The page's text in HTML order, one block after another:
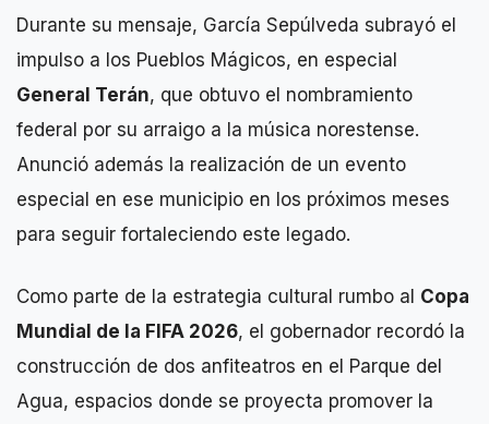
Durante su mensaje, García Sepúlveda subrayó el
impulso a los Pueblos Mágicos, en especial
General Terán, que obtuvo el nombramiento
federal por su arraigo a la música norestense.
Anunció además la realización de un evento
especial en ese municipio en los próximos meses
para seguir fortaleciendo este legado.
Como parte de la estrategia cultural rumbo al Copa
Mundial de la FIFA 2026, el gobernador recordó la
construcción de dos anfiteatros en el Parque del
Agua, espacios donde se proyecta promover la